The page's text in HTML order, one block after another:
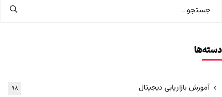
دسته‌ها
آموزش بازاریابی دیجیتال ۹۸